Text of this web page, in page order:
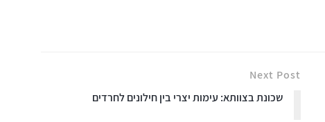
Next Post
שכונת בצוותא: עימות יצרי בין חילונים לחרדים